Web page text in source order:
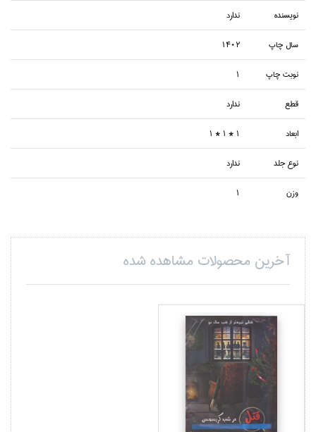
نويسنده
ندارد
سال چاپ
1402
نوبت چاپ
1
قطع
ندارد
ابعاد
1 * 1 * 1
نوع جلد
ندارد
وزن
1
آخرین محصولات مشاهده شده